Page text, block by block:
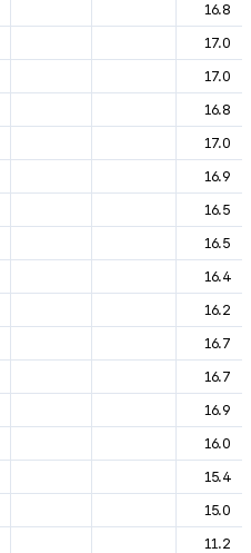
16.8
17.0
17.0
16.8
17.0
16.9
16.5
16.5
16.4
16.2
16.7
16.7
16.9
16.0
15.4
15.0
11.2